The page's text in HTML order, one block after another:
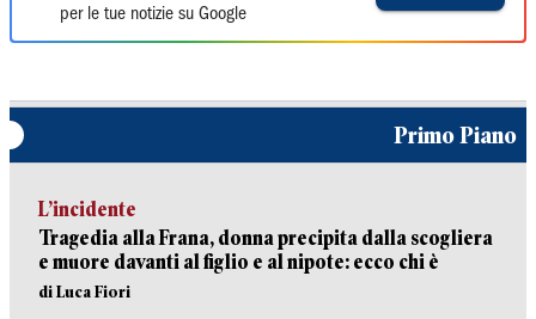
per le tue notizie su Google
Primo Piano
L’incidente
Tragedia alla Frana, donna precipita dalla scogliera
e muore davanti al figlio e al nipote: ecco chi è
di Luca Fiori